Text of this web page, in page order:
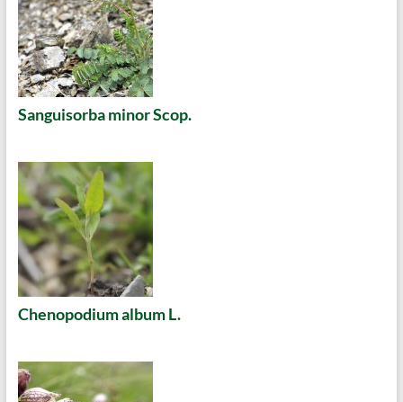
Sanguisorba minor Scop.
Chenopodium album L.